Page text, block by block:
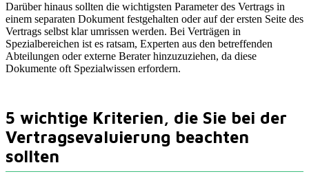
Darüber hinaus sollten die wichtigsten Parameter des Vertrags in
einem separaten Dokument festgehalten oder auf der ersten Seite des
Vertrags selbst klar umrissen werden. Bei Verträgen in
Spezialbereichen ist es ratsam, Experten aus den betreffenden
Abteilungen oder externe Berater hinzuzuziehen, da diese
Dokumente oft Spezialwissen erfordern.
5 wichtige Kriterien, die Sie bei der
Vertragsevaluierung beachten
sollten